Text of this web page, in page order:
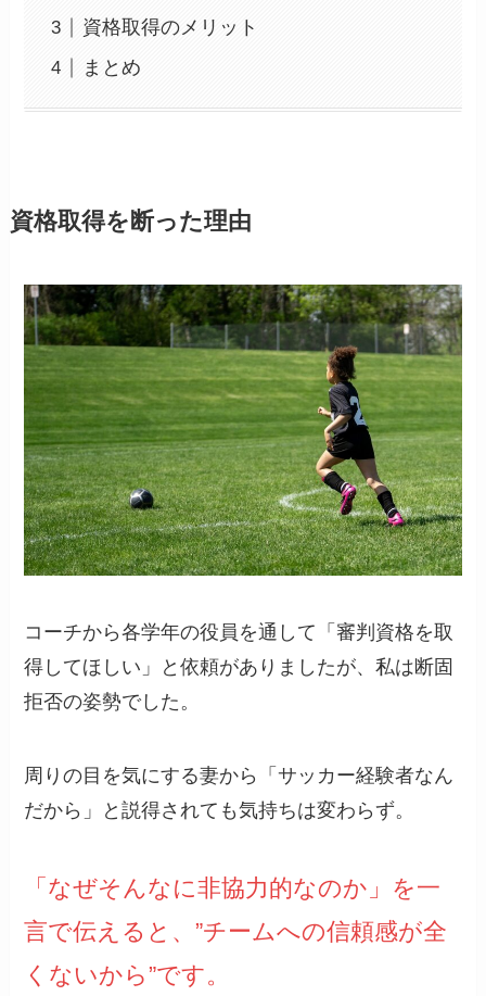
資格取得のメリット
まとめ
資格取得を断った理由
コーチから各学年の役員を通して「審判資格を取
得してほしい」と依頼がありましたが、私は断固
拒否の姿勢でした。
周りの目を気にする妻から「サッカー経験者なん
だから」と説得されても気持ちは変わらず。
「なぜそんなに非協力的なのか」を一
言で伝えると、”チームへの信頼感が全
くないから”です。